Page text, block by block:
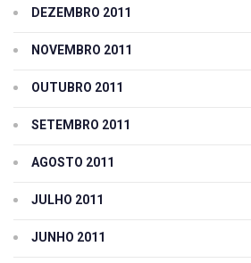
DEZEMBRO 2011
NOVEMBRO 2011
OUTUBRO 2011
SETEMBRO 2011
AGOSTO 2011
JULHO 2011
JUNHO 2011